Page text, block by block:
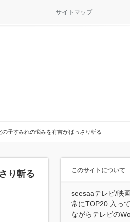
サイトマップ
子すみれの悩みを有吉がばっさり斬る
り斬る このサイトについて
seesaaテレビ/映
常にTOP20 入っ
ながらテレビの